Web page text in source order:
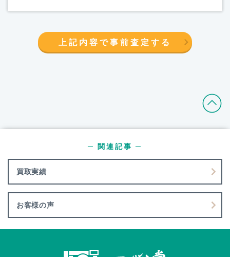
上記内容で事前査定する
買取実績
─ 関連記事 ─
お客様の声